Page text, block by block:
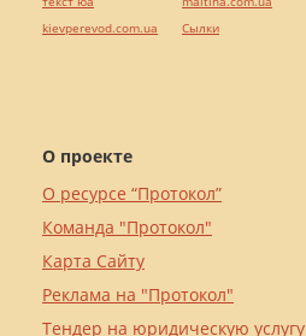
О проекте
О ресурсе “Протокол”
Команда "Протокол"
Карта Сайту
Реклама на "Протокол"
Тендер на юридическую услугу
kievperevod.com.ua
Cылки